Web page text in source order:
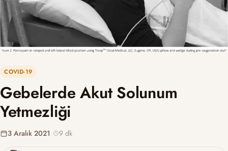
Abonelik
COVID-19
Gebelerde Akut Solunum
Yetmezliği
3 Aralık 2021· 9 dk